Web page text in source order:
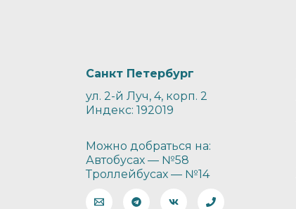
Санкт Петербург
ул. 2-й Луч, 4, корп. 2
Индекс: 192019
Можно добраться на:
Автобусах — №58
Троллейбусах — №14